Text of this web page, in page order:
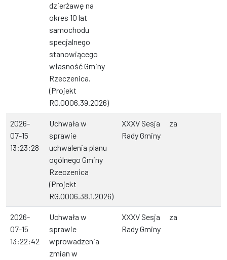
dzierżawę na
okres 10 lat
samochodu
specjalnego
stanowiącego
własność Gminy
Rzeczenica.
(Projekt
RG.0006.39.2026)
2026-
07-15
13:23:28
Uchwała w
sprawie
uchwalenia planu
ogólnego Gminy
Rzeczenica
(Projekt
RG.0006.38.1.2026)
XXXV Sesja
Rady Gminy
za
2026-
07-15
13:22:42
Uchwała w
sprawie
wprowadzenia
zmian w
XXXV Sesja
Rady Gminy
za